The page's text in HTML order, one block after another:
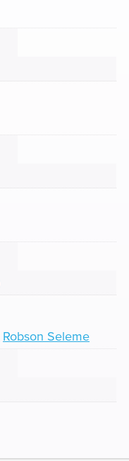
Robson Seleme